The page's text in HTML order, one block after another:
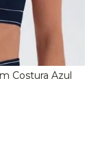
Costura Azul